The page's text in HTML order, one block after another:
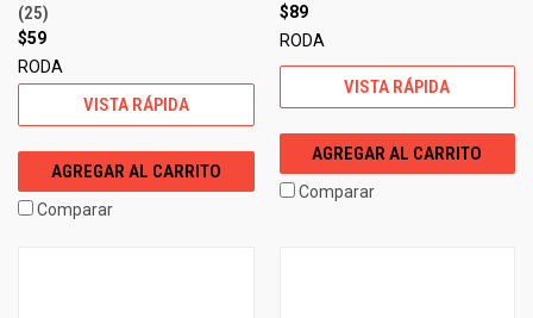
(25)
$59
RODA
VISTA RÁPIDA
AGREGAR AL CARRITO
Comparar
$89
RODA
VISTA RÁPIDA
AGREGAR AL CARRITO
Comparar